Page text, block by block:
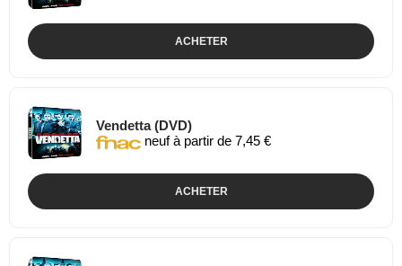
ACHETER
Vendetta (DVD)
neuf à partir de 7,45 €
ACHETER